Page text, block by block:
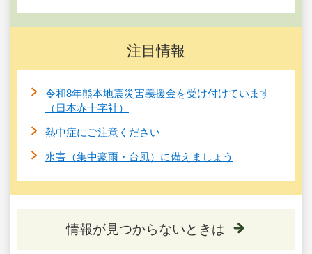
注目情報
令和8年熊本地震災害義援金を受け付けています
（日本赤十字社）
熱中症にご注意ください
水害（集中豪雨・台風）に備えましょう
情報が見つからないときは